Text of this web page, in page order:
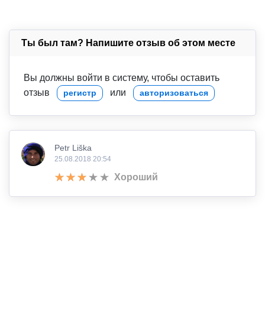
Ты был там? Напишите отзыв об этом месте
Вы должны войти в систему, чтобы оставить
отзыв
регистр или авторизоваться
Petr Liška
25.08.2018 20:54
Хороший